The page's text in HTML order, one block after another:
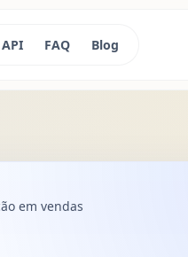
FAQ Blog
em vendas